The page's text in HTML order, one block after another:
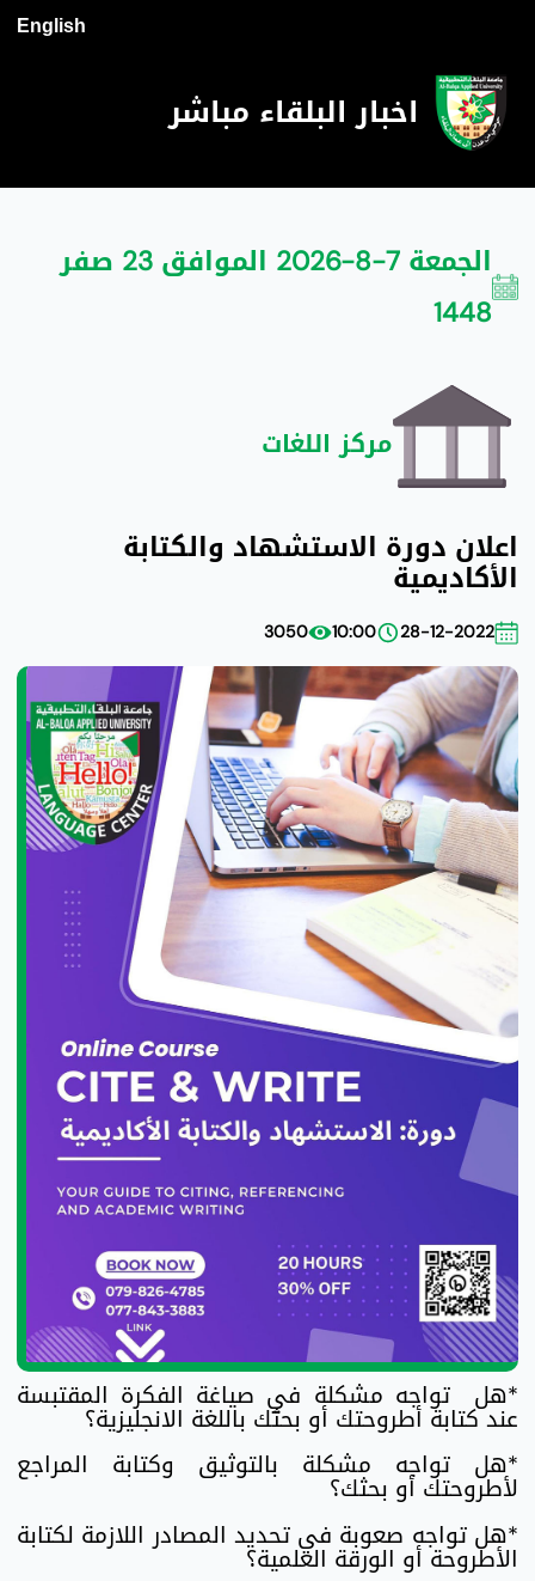
English
اخبار البلقاء مباشر
الجمعة 7-8-2026 الموافق 23 صفر
1448
مركز اللغات
اعلان دورة الاستشهاد والكتابة
الأكاديمية
28-12-2022
10:00
3050
*هل تواجه مشكلة في صياغة الفكرة المقتبسة
عند كتابة أطروحتك أو بحثك باللغة الانجليزية؟
*هل تواجه مشكلة بالتوثيق وكتابة المراجع
لأطروحتك أو بحثك؟
*هل تواجه صعوبة في تحديد المصادر اللازمة لكتابة
الأطروحة أو الورقة العلمية؟